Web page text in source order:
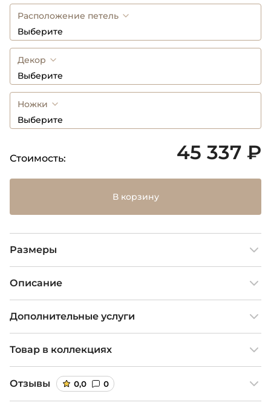
Расположение петель
Выберите
Декор
Выберите
Ножки
Выберите
Стоимость: 45 337 ₽
В корзину
Размеры
Описание
Дополнительные услуги
Товар в коллекциях
Отзывы 0,0 0